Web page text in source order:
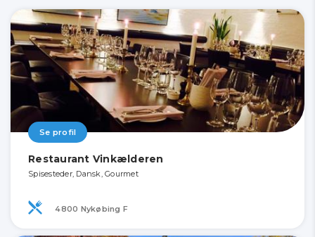
Se profil
Restaurant Vinkælderen
Spisesteder, Dansk, Gourmet
4800 Nykøbing F